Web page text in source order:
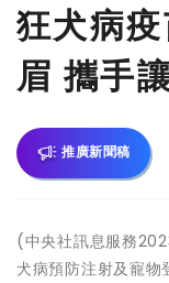
狂犬病
眉 攜手
推廣新聞稿
(中央社訊息服務
犬病預防注射及寵物